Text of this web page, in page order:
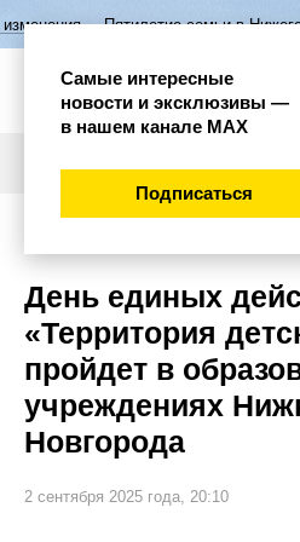
семьи в Нижегородской области
День единых
«Территория
пройдет в
учреждениях
Новгорода
2 сентября 2025 года, 20:10
Самые интересные
новости и эксклюзивы —
в нашем канале МАХ
Подписаться